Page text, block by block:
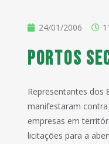
24/01/2006
Portos
Representantes dos
manifestaram
empresas em
licitações para a